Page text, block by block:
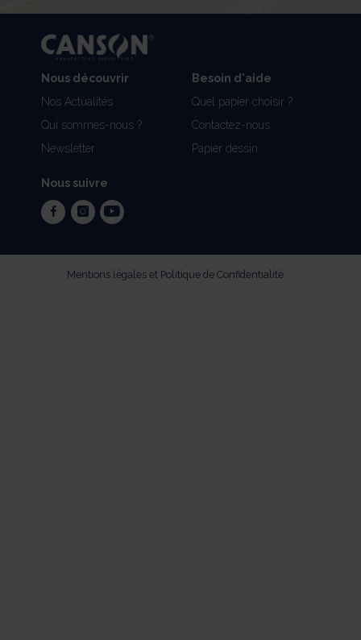
Nous découvrir
Nos Actualités
Qui sommes-nous ?
Newsletter
Besoin d'aide
Quel papier choisir ?
Contactez-nous
Papier dessin
Nous suivre
facebookinstagram
youtube
Mentions légales et Politique de Confidentialité